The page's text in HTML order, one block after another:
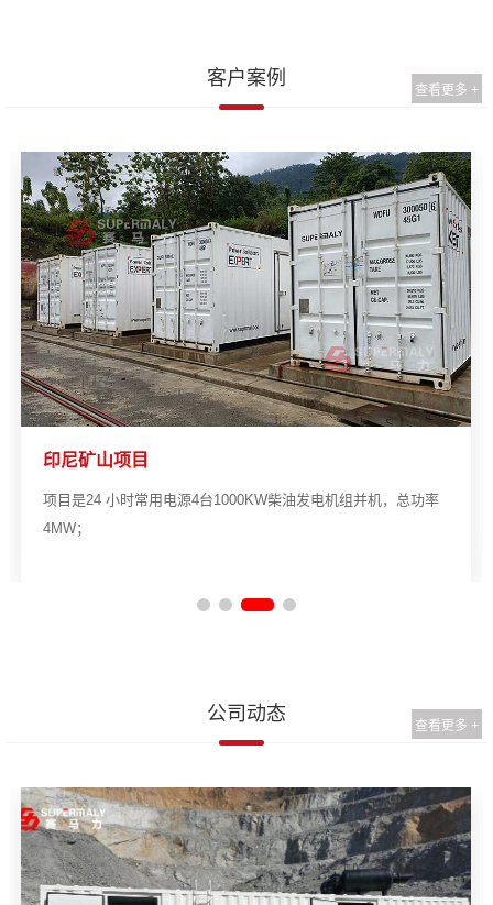
客户案例
查看更多 +
印尼矿山项目
项目是24 小时常用电源4台1000KW柴油发电机组并机，总功率
4MW；
公司动态
查看更多 +